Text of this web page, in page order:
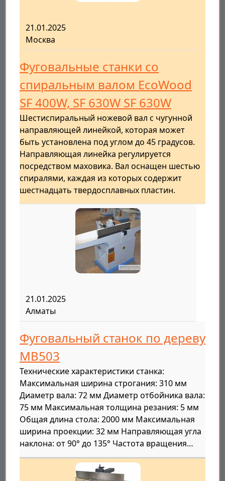
21.01.2025
Москва
Фуговальные станки со
спиральным валом EcoWood
SF 400W, SF 630W SF 630W
Шестиспиральный ножевой вал с чугунной
направляющей линейкой, которая может
быть установлена под углом до 45 градусов.
Направляющая линейка регулируется
посредством маховика. Вал оснащен шестью
спиралями, каждая из которых содержит
шестнадцать твердосплавных пластин.
21.01.2025
Алматы
Фуговальный станок по дереву
MB503
Технические характеристики станка:
Максимальная ширина строгания: 310 мм
Диаметр вала: 72 мм Диаметр отбойника вала:
75 мм Максимальная толщина резания: 5 мм
Общая длина стола: 2000 мм Максимальная
ширина проекции: 32 мм Направляющая угла
наклона: от 90° до 135° Частота вращения…